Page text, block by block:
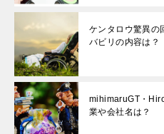
ケンタロウ驚異の
バビリの内容は？
mihimaruGT・
業や会社名は？